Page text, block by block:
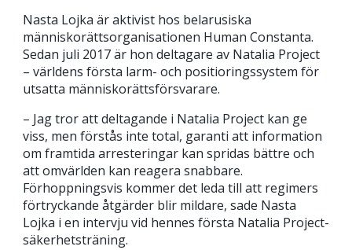
Nasta Lojka är aktivist hos belarusiska
människorättsorganisationen Human Constanta.
Sedan juli 2017 är hon deltagare av Natalia Project
– världens första larm- och positioringssystem för
utsatta människorättsförsvarare.
– Jag tror att deltagande i Natalia Project kan ge
viss, men förstås inte total, garanti att information
om framtida arresteringar kan spridas bättre och
att omvärlden kan reagera snabbare.
Förhoppningsvis kommer det leda till att regimers
förtryckande åtgärder blir mildare, sade Nasta
Lojka i en intervju vid hennes första Natalia Project-
säkerhetsträning.